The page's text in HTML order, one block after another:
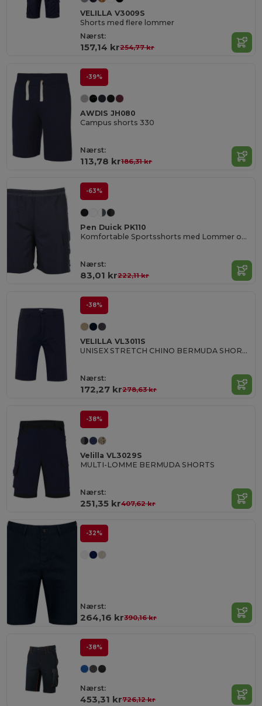
VELILLA V3009S
Shorts med flere lommer
Nærst:
157,14 kr254,77 kr
-39%
AWDIS JH080
Campus shorts 330
Nærst:
113,78 kr186,31 kr
-63%
Pen Duick PK110
Komfortable Sportsshorts med Lommer og Elastik
Nærst:
83,01 kr222,11 kr
-38%
VELILLA VL3011S
UNISEX STRETCH CHINO BERMUDA SHORTS
Nærst:
172,27 kr278,63 kr
-38%
Velilla VL3029S
MULTI-LOMME BERMUDA SHORTS
Nærst:
251,35 kr407,62 kr
-32%
Nærst:
264,16 kr390,16 kr
-38%
Nærst:
453,31 kr726,12 kr